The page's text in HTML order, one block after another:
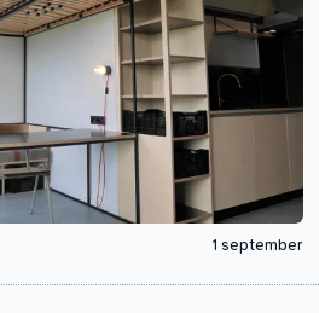
1 september